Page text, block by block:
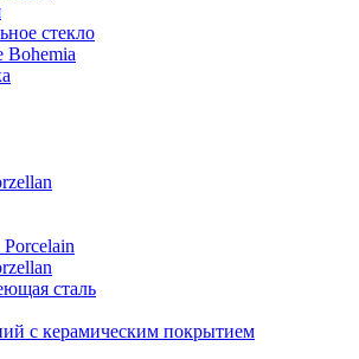
стекло
Bohemia
сталь
с керамическим покрытием